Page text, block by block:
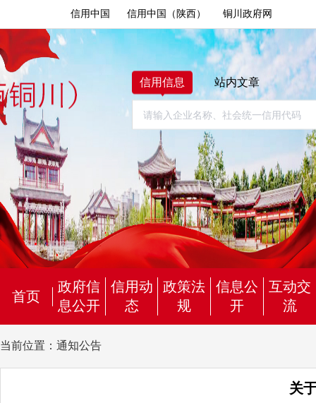
信用中国 信用中国（陕西） 铜川政府网
信用信息 站内文章
首页
政府信
息公开
信用动
态
政策法
规
信息公
开
互动交
流
当前位置：通知公告
关